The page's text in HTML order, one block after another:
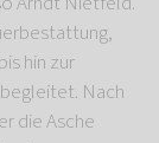
hin zur
Nach
die Asche